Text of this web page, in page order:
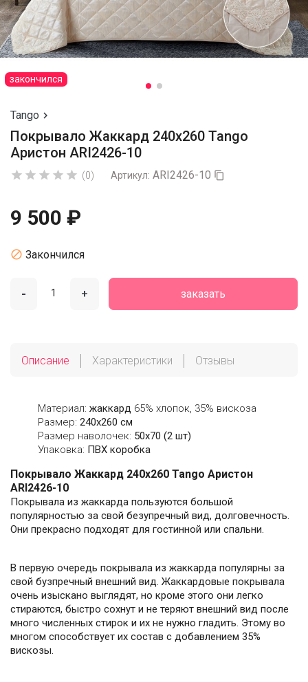
закончился
Tango 
Покрывало Жаккард 240х260 Tango
Аристон ARI2426-10
     (0) Артикул: ARI2426-10 
9 500 ₽
 Закончился
- + заказать
Описание Характеристики Отзывы
Материал: жаккард 65% хлопок, 35% вискоза
Размер: 240х260 см
Размер наволочек: 50х70 (2 шт)
Упаковка: ПВХ коробка
Покрывало Жаккард 240х260 Tango Аристон
ARI2426-10
Покрывала из жаккарда пользуются большой
популярностью за свой безупречный вид, долговечность.
Они прекрасно подходят для гостинной или спальни.
В первую очередь покрывала из жаккарда популярны за
свой бузпречный внешний вид. Жаккардовые покрывала
очень изыскано выглядят, но кроме этого они легко
стираются, быстро сохнут и не теряют внешний вид после
много численных стирок и их не нужно гладить. Этому во
многом способствует их состав с добавлением 35%
вискозы.